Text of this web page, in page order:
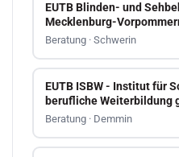
EUTB Blinden- und
Mecklenburg-
Beratung · Schwerin
EUTB ISBW - Institut für
berufliche Weiterbildung
Beratung · Demmin